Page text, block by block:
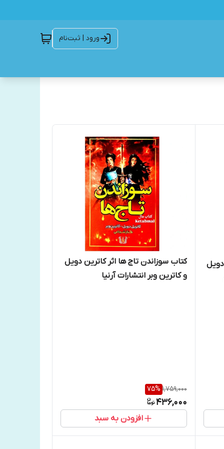
ورود | ثبت‌نام
دویل
کتاب سوزاندن تاج ها اثر کاترین دویل
و کاترین وبر انتشارات آرنیا
1,759,000
75%
436,000
افزودن به سبد